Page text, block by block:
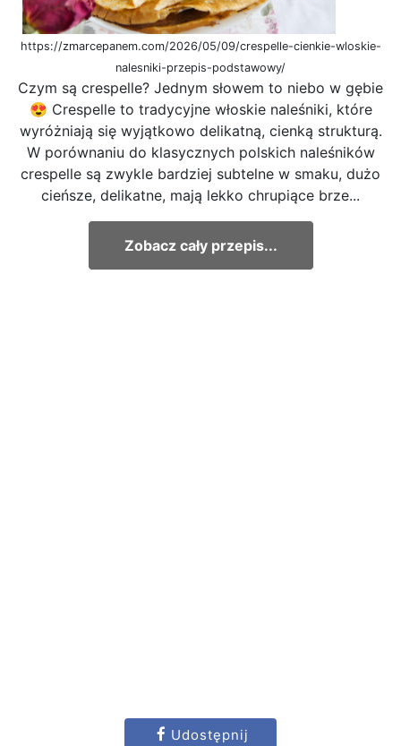
https://zmarcepanem.com/2026/05/09/crespelle-cienkie-wloskie-
nalesniki-przepis-podstawowy/
Czym są crespelle? Jednym słowem to niebo w gębie
😍 Crespelle to tradycyjne włoskie naleśniki, które
wyróżniają się wyjątkowo delikatną, cienką strukturą.
W porównaniu do klasycznych polskich naleśników
crespelle są zwykle bardziej subtelne w smaku, dużo
cieńsze, delikatne, mają lekko chrupiące brze...
Zobacz cały przepis...
Udostępnij